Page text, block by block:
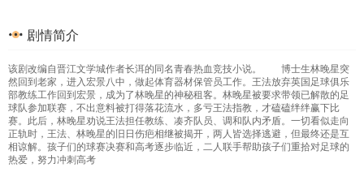
剧情简介
该剧改编自晋江文学城作者长洱的同名青春热血竞技小说。 博士生林晚星突
然回到老家，进入宏景八中，做起体育器材保管员工作。王法放弃英国足球俱乐
部教练工作回到宏景，成为了林晚星的神秘租客。林晚星被要求带领已解散的足
球队参加联赛，不出意料被打得落花流水，多亏王法指教，才磕磕绊绊赢下比
赛。此后，林晚星劝说王法担任教练、凑齐队员、调和队内矛盾。一切看似走向
正轨时，王法、林晚星的旧日伤疤相继被揭开，两人皆选择逃避，但最终还是互
相谅解。孩子们的球赛决赛和高考逐步临近，二人联手帮助孩子们重拾对足球的
热爱，努力冲刺高考